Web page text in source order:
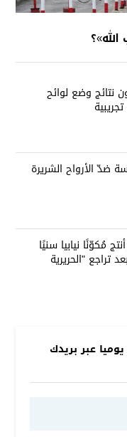
2» دون نتائج وضع لوائح
ضدّ الأرواح الشريرة
مُكوّنًا نيابيا سنيًا
تراجع "الحريرية
عبر بريدك